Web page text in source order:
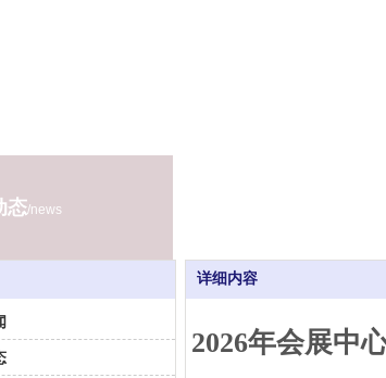
态/news
详细内容
2026年会展中